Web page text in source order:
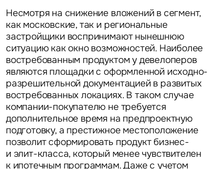
Несмотря на снижение вложений в сегмент,
как московские, так и региональные
застройщики воспринимают нынешнюю
ситуацию как окно возможностей. Наиболее
востребованным продуктом у девелоперов
являются площадки с оформленной исходно-
разрешительной документацией в развитых
востребованных локациях. В таком случае
компании-покупателю не требуется
дополнительное время на предпроектную
подготовку, а престижное местоположение
позволит сформировать продукт бизнес-
и элит-класса, который менее чувствителен
к ипотечным программам. Даже с учетом